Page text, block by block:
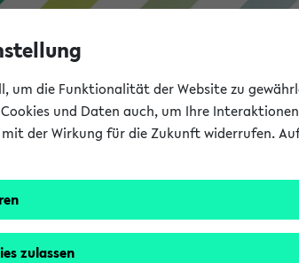
Anmeldung am System zur Verfügung
um die Funktionalität der Website zu
und Daten auch, um Ihre
der Wirkung für die Zukunft widerrufen.
zulassen